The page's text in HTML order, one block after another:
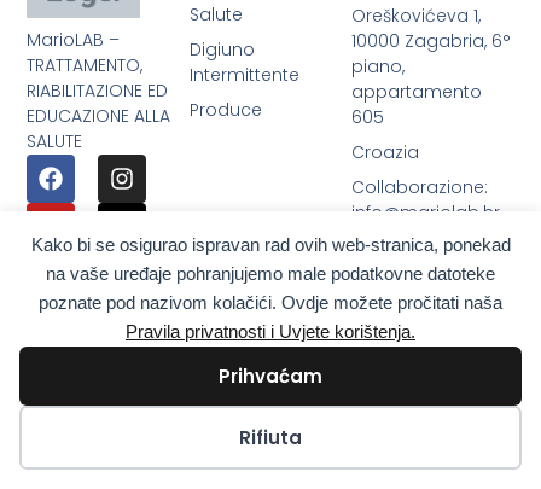
Kako bi se osigurao ispravan rad ovih web-stranica, ponekad
na vaše uređaje pohranjujemo male podatkovne datoteke
poznate pod nazivom kolačići. Ovdje možete pročitati naša
Pravila privatnosti i Uvjete korištenja.
Prihvaćam
Rifiuta
MarioLAB –
TRATTAMENTO,
RIABILITAZIONE ED
EDUCAZIONE ALLA
SALUTE
Salute
Digiuno
Intermittente
Produce
Oreškovićeva 1,
10000 Zagabria, 6°
piano,
appartamento
605
Croazia
Collaborazione:
info@mariolab.hr
Telefono: + 385 31
650 616
Viber / WhatsApp:
+385 98 9179 200